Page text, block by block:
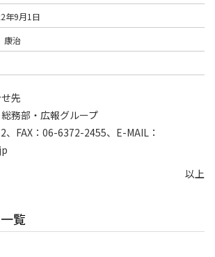
年9月1日
治
先
務部・広報グループ
FAX：06-6372-2455、E-MAIL：
以上
覧